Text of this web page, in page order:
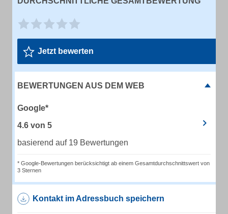
Jetzt bewerten
BEWERTUNGEN AUS DEM WEB
Google*
4.6 von 5
basierend auf 19 Bewertungen
* Google-Bewertungen berücksichtigt ab einem Gesamtdurchschnittswert von
3 Sternen
Kontakt im Adressbuch speichern